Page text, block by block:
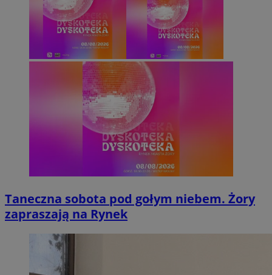
Taneczna sobota pod gołym niebem. Żory
zapraszają na Rynek